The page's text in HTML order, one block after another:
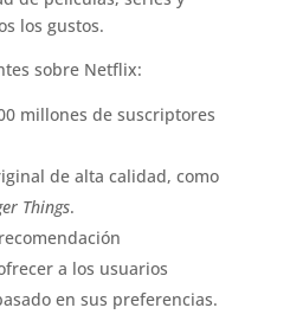
los gustos.
sobre Netflix:
millones de suscriptores
de alta calidad, como
Things.
a los usuarios
en sus preferencias.